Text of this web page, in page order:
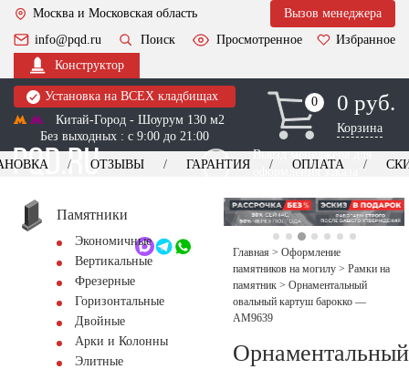
Москва и Московская область
Вызов менеджера
info@pqd.ru
Поиск Просмотренное
Избранное
Конструктор
Установка на ВСЕХ кладбищах
Китай-Город - Шоурум 130 м2
Без выходных : с 9:00 до 21:00
0
0 0 руб.
Корзина
Выезд менеджера для
оформления заказа
+7 (495) 518-44-23
Обратный звонок
ОТЗЫВЫ ГАРАНТИЯ ОПЛАТА
Памятники
Экономичные
Вертикальные
Фрезерные
Горизонтальные
Двойные
Арки и Колонны
Элитные
Главная > Оформление
памятников на могилу > Рамки на
памятник > Орнаментальный
овальный картуш барокко —
AM9639
Орнаментальный